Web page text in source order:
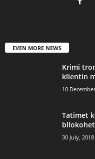
EVEN MORE NEWS
Krimi
klientin
10
Tatimet
30 July, 2018